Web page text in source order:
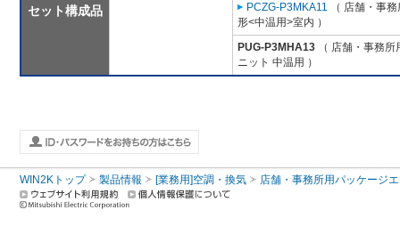
セット構成品
PCZG-P3MKA11 （ 店舗・事
形<中温用>室内 ）
PUG-P3MHA13 （ 店舗・事務
ニット 中温用 ）
WIN2Kトップ 製品情報 [業務用]空調・換気 店舗・事務所用パッケージ